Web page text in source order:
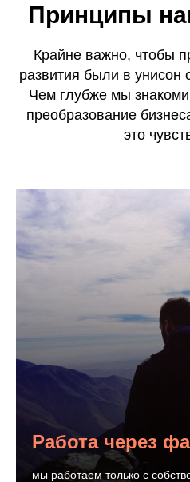
Принципы
Крайне важно, чтобы
развития были в
Чем глубже мы
преобразование
это
Работа через
мы работаем только с